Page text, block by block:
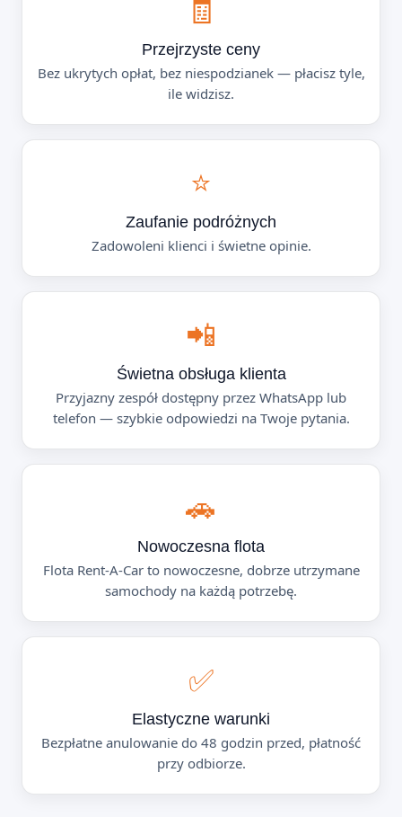
🧾
Przejrzyste ceny
Bez ukrytych opłat, bez niespodzianek — płacisz tyle,
ile widzisz.
⭐
Zaufanie podróżnych
Zadowoleni klienci i świetne opinie.
📲
Świetna obsługa klienta
Przyjazny zespół dostępny przez WhatsApp lub
telefon — szybkie odpowiedzi na Twoje pytania.
🚗
Nowoczesna flota
Flota Rent-A-Car to nowoczesne, dobrze utrzymane
samochody na każdą potrzebę.
✅
Elastyczne warunki
Bezpłatne anulowanie do 48 godzin przed, płatność
przy odbiorze.